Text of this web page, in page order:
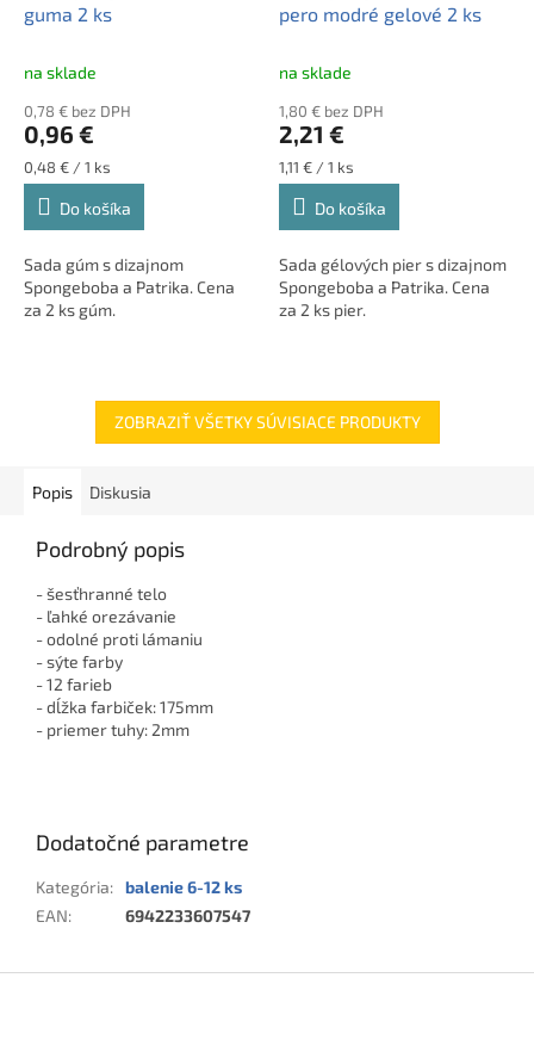
guma 2 ks
na sklade
0,78 € bez DPH
0,96 €
Jednotková
cena:
0,48 € / 1 ks
Do košíka
Sada gúm s dizajnom
Spongeboba a Patrika. Cena
za 2 ks gúm.
pero modré gelové 2 ks
na sklade
1,80 € bez DPH
2,21 €
Jednotková
cena:
1,11 € / 1 ks
Do košíka
Sada gélových pier s dizajnom
Spongeboba a Patrika. Cena
za 2 ks pier.
ZOBRAZIŤ VŠETKY SÚVISIACE PRODUKTY
Popis Diskusia
Podrobný popis
- šesťhranné telo
- ľahké orezávanie
- odolné proti lámaniu
- sýte farby
- 12 farieb
- dĺžka farbiček: 175mm
- priemer tuhy: 2mm
Dodatočné parametre
Kategória: balenie 6-12 ks
EAN: 6942233607547